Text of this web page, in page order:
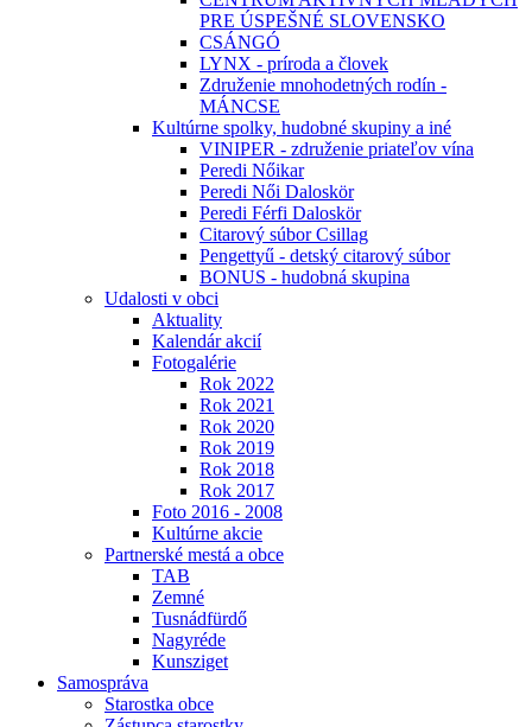
PRE ÚSPEŠNÉ SLOVENSKO
CSÁNGÓ
LYNX - príroda a človek
Združenie mnohodetných rodín -
MÁNCSE
Kultúrne spolky, hudobné skupiny a iné
VINIPER - združenie priateľov vína
Peredi Nőikar
Peredi Női Daloskör
Peredi Férfi Daloskör
Citarový súbor Csillag
Pengettyű - detský citarový súbor
BONUS - hudobná skupina
Udalosti v obci
Aktuality
Kalendár akcií
Fotogalérie
Rok 2022
Rok 2021
Rok 2020
Rok 2019
Rok 2018
Rok 2017
Foto 2016 - 2008
Kultúrne akcie
Partnerské mestá a obce
TAB
Zemné
Tusnádfürdő
Nagyréde
Kunsziget
Samospráva
Starostka obce